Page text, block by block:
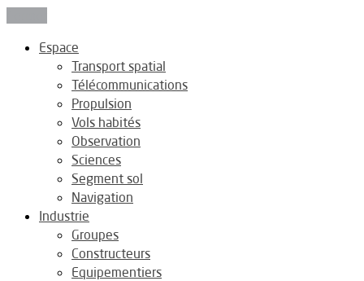
Espace
Transport spatial
Télécommunications
Propulsion
Vols habités
Observation
Sciences
Segment sol
Navigation
Industrie
Groupes
Constructeurs
Equipementiers